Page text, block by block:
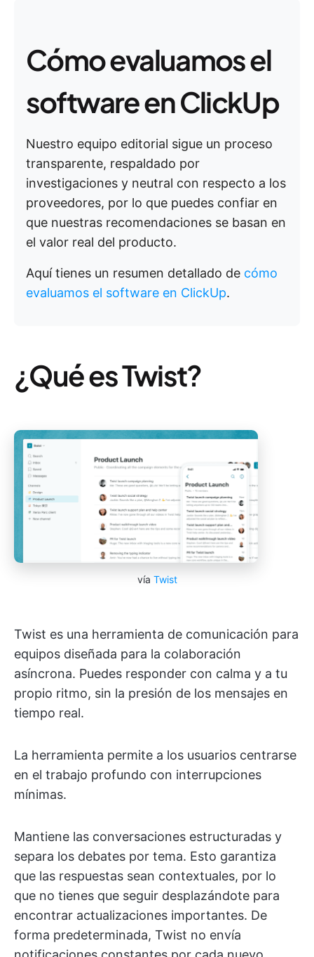
Cómo evaluamos el
software en ClickUp
Nuestro equipo editorial sigue un proceso
transparente, respaldado por
investigaciones y neutral con respecto a los
proveedores, por lo que puedes confiar en
que nuestras recomendaciones se basan en
el valor real del producto.
Aquí tienes un resumen detallado de cómo
evaluamos el software en ClickUp.
¿Qué es Twist?
vía Twist
Twist es una herramienta de comunicación para
equipos diseñada para la colaboración
asíncrona. Puedes responder con calma y a tu
propio ritmo, sin la presión de los mensajes en
tiempo real.
La herramienta permite a los usuarios centrarse
en el trabajo profundo con interrupciones
mínimas.
Mantiene las conversaciones estructuradas y
separa los debates por tema. Esto garantiza
que las respuestas sean contextuales, por lo
que no tienes que seguir desplazándote para
encontrar actualizaciones importantes. De
forma predeterminada, Twist no envía